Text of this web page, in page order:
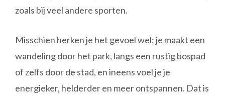
zoals bij veel andere sporten.
Misschien herken je het gevoel wel: je maakt een
wandeling door het park, langs een rustig bospad
of zelfs door de stad, en ineens voel je je
energieker, helderder en meer ontspannen. Dat is